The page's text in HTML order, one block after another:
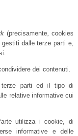
(precisamente, cookies
dalle terze parti e,
dei contenuti.
terze parti ed il tipo di
relative informative cui
utilizza i cookie, di
informative e delle